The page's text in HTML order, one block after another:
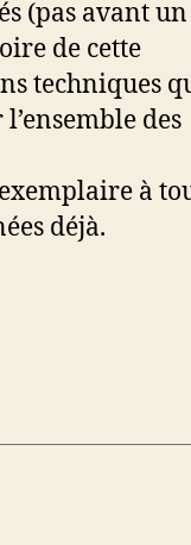
(pas avant
de cette
techniques
des
à
déjà.